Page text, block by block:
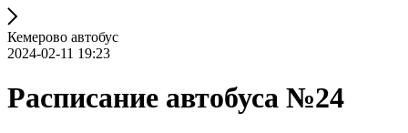
Кемерово автобус
2024-02-11 19:23
Расписание автобуса №24